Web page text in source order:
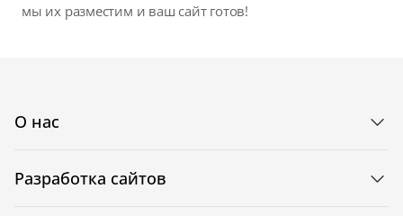
мы их разместим и ваш сайт готов!
О нас
Разработка сайтов